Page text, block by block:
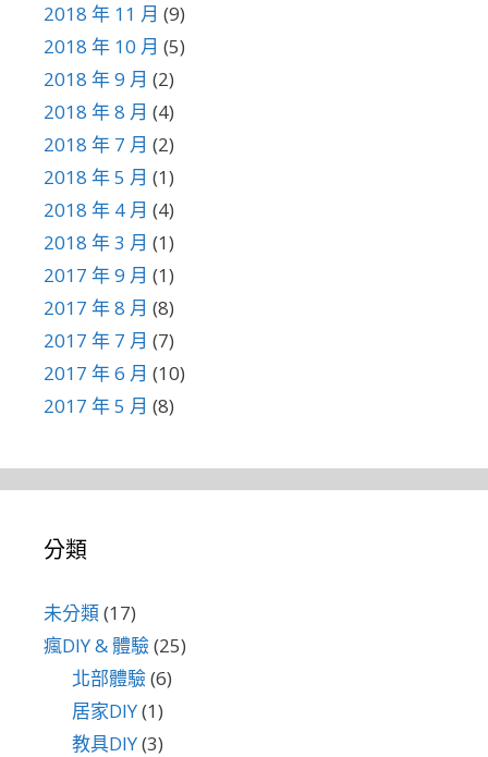
2018 年 11 月 (9)
2018 年 10 月 (5)
2018 年 9 月 (2)
2018 年 8 月 (4)
2018 年 7 月 (2)
2018 年 5 月 (1)
2018 年 4 月 (4)
2018 年 3 月 (1)
2017 年 9 月 (1)
2017 年 8 月 (8)
2017 年 7 月 (7)
2017 年 6 月 (10)
2017 年 5 月 (8)
分類
未分類(17)
瘋DIY & 體驗(25)
北部體驗(6)
居家DIY(1)
教具DIY(3)